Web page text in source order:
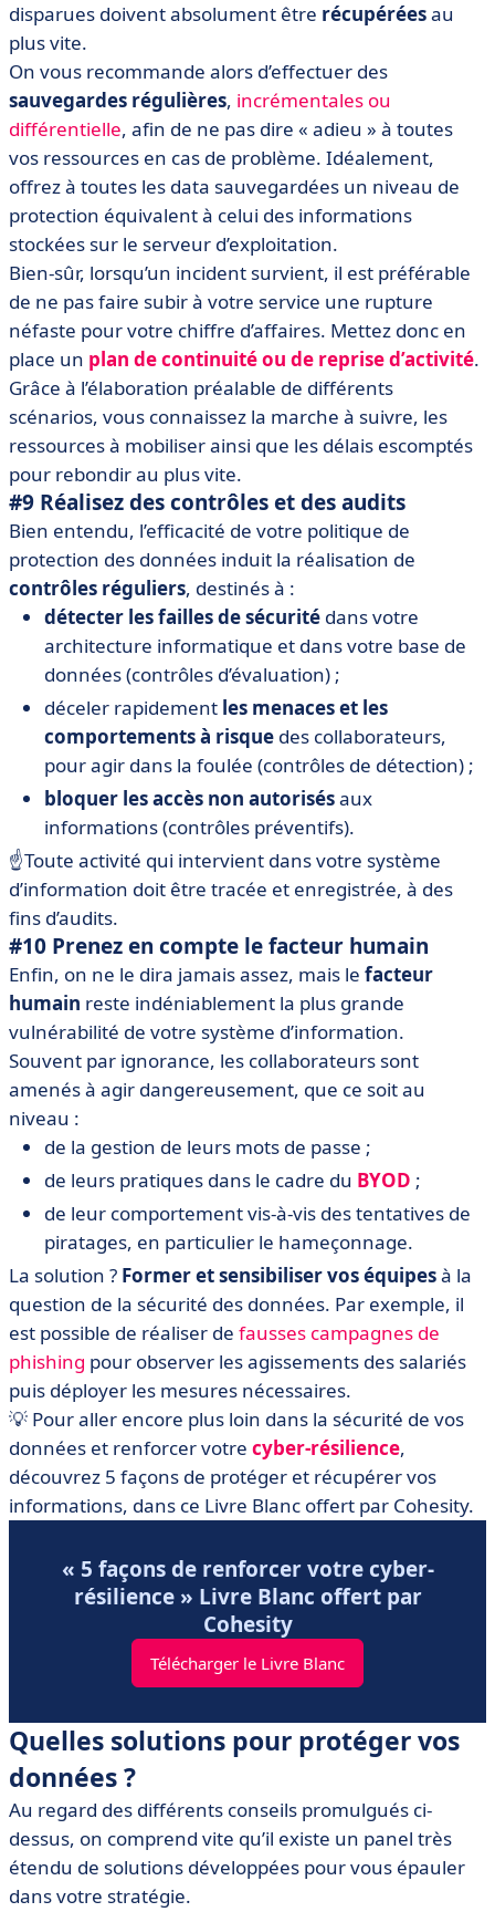
disparues doivent absolument être récupéréesau
plus vite.
On vous recommande alors d’effectuer des
sauvegardes régulières, incrémentales ou
différentielle, afin de ne pas dire « adieu » à toutes
vos ressources en cas de problème. Idéalement,
offrez à toutes les data sauvegardées un niveau de
protection équivalent à celui des informations
stockées sur le serveur d’exploitation.
Bien-sûr, lorsqu’un incident survient, il est préférable
de ne pas faire subir à votre service une rupture
néfaste pour votre chiffre d’affaires. Mettez donc en
place un plan de continuité ou de reprise d’activité.
Grâce à l’élaboration préalable de différents
scénarios, vous connaissez la marche à suivre, les
ressources à mobiliser ainsi que les délais escomptés
pour rebondir au plus vite.
#9 Réalisez des contrôles et des audits
Bien entendu, l’efficacité de votre politique de
protection des données induit la réalisation de
contrôles réguliers, destinés à :
détecter les failles de sécurité dans votre
architecture informatique et dans votre base de
données (contrôles d’évaluation) ;
déceler rapidement les menaces et les
comportements à risque des collaborateurs,
pour agir dans la foulée (contrôles de détection) ;
bloquer les accès non autorisésaux
informations (contrôles préventifs).
☝️Toute activité qui intervient dans votre système
d’information doit être tracée et enregistrée, à des
fins d’audits.
#10 Prenez en compte le facteur humain
Enfin, on ne le dira jamais assez, mais le facteur
humain reste indéniablement la plus grande
vulnérabilité de votre système d’information.
Souvent par ignorance, les collaborateurs sont
amenés à agir dangereusement, que ce soit au
niveau :
de la gestion de leurs mots de passe ;
de leurs pratiques dans le cadre du BYOD ;
de leur comportement vis-à-vis des tentatives de
piratages, en particulier le hameçonnage.
La solution ? Former et sensibiliser vos équipesà la
question de la sécurité des données. Par exemple, il
est possible de réaliser de fausses campagnes de
phishing pour observer les agissements des salariés
puis déployer les mesures nécessaires.
💡 Pour aller encore plus loin dans la sécurité de vos
données et renforcer votre cyber-résilience,
découvrez 5 façons de protéger et récupérer vos
informations, dans ce Livre Blanc offert par Cohesity.
« 5 façons de renforcer votre cyber-
résilience » Livre Blanc offert par
Cohesity
Télécharger le Livre Blanc
Quelles solutions pour protéger vos
données ?
Au regard des différents conseils promulgués ci-
dessus, on comprend vite qu’il existe un panel très
étendu de solutions développées pour vous épauler
dans votre stratégie.